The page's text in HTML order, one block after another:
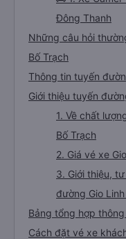
Đông Thanh
Những câu hỏi
Bố Trạch
Thông tin tuyến
Giới thiệu tuyến
1. Về chất
Bố Trạch
2. Giá vé xe
3. Giới thiệu,
đường Gio
Bảng tổng hợp
Cách đặt vé xe